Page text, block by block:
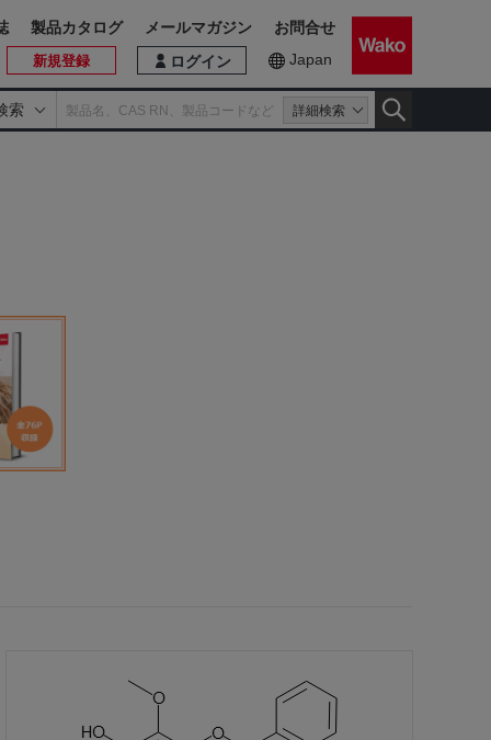
索 詳細検索
ログイン
新規登録 Japan
製品カタログ メールマガジン お問合せ